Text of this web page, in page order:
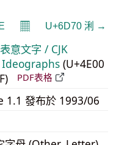
𝄜 U+6D70 浰 →
意文字 / CJK
(U+4E00
PDF表格
1.1 發布於 1993/06